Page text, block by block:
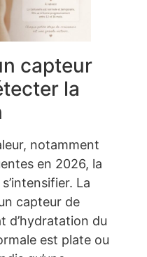
capteur
la
notamment
en 2026, la
La
capteur de
d’hydratation du
est plate ou